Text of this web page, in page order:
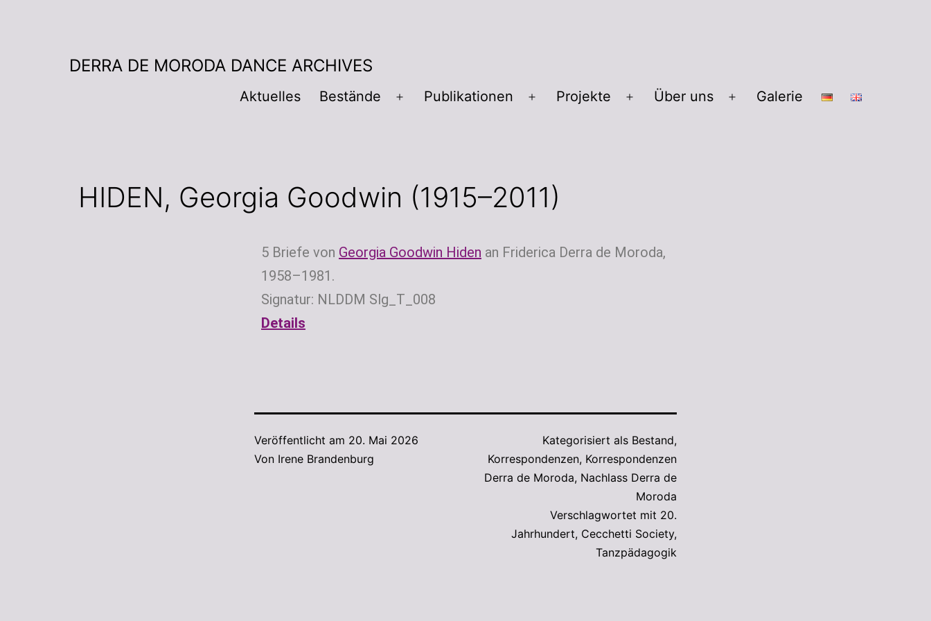
DERRA DE MORODA DANCE ARCHIVES
Aktuelles Bestände Publikationen Projekte Über uns Galerie
HIDEN, Georgia Goodwin (1915–2011)
5 Briefe von Georgia Goodwin Hiden an Friderica Derra de Moroda,
1958–1981.
Signatur: NLDDM Slg_T_008
Details
Veröffentlicht am 20. Mai 2026
Von Irene Brandenburg
Kategorisiert als Bestand,
Korrespondenzen, Korrespondenzen
Derra de Moroda, Nachlass Derra de
Moroda
Verschlagwortet mit 20.
Jahrhundert, Cecchetti Society,
Tanzpädagogik